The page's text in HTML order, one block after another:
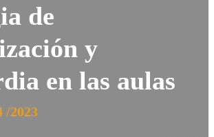
de
y
en las aulas
/2023